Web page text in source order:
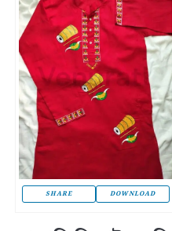
SHARE DOWNLOAD